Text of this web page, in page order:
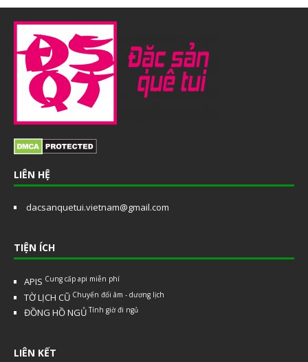
LIÊN HỆ
dacsanquetui.vietnam@gmail.com
TIỆN ÍCH
APIS Cung cấp api miễn phí
TỜ LỊCH CŨ Chuyển đổi âm - dương lịch
ĐỒNG HỒ NGỦ Tính giờ đi ngủ
LIÊN KẾT